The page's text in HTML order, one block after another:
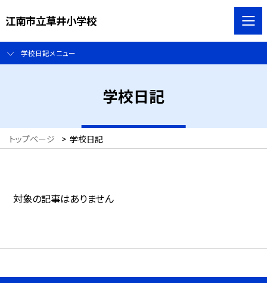
江南市立草井小学校
学校日記メニュー
学校日記
トップページ > 学校日記
対象の記事はありません